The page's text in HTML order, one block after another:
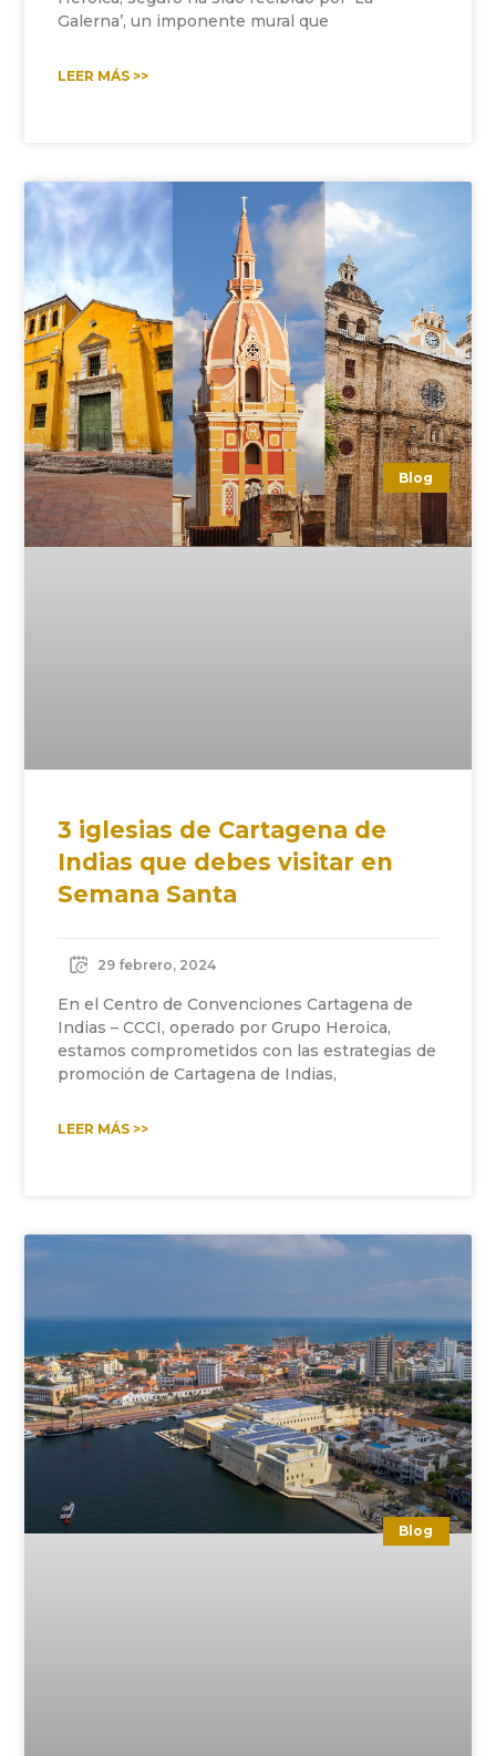
Galerna’, un imponente mural que
LEER MÁS >>
Blog
3 iglesias de Cartagena de
Indias que debes visitar en
Semana Santa
29 febrero, 2024
En el Centro de Convenciones Cartagena de
Indias – CCCI, operado por Grupo Heroica,
estamos comprometidos con las estrategias de
promoción de Cartagena de Indias,
LEER MÁS >>
Blog